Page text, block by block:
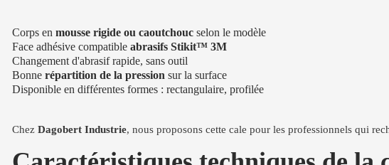
Corps en mousse rigide ou caoutchouc selon le modèle
Face adhésive compatible abrasifs Stikit™ 3M
Changement d'abrasif rapide, sans outil
Bonne répartition de la pression sur la surface
Disponible en différentes formes : rectangulaire, profilée
Chez Dagobert Industrie, nous proposons cette cale pour les professionnels qui